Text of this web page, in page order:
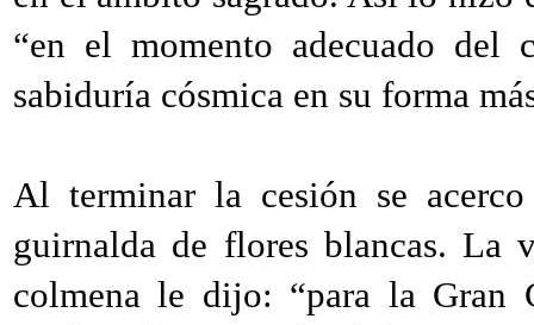
“en el momento adecuado
sabiduría cósmica en su forma
Al terminar la cesión se
guirnalda de flores blancas.
colmena le dijo: “para la Gran